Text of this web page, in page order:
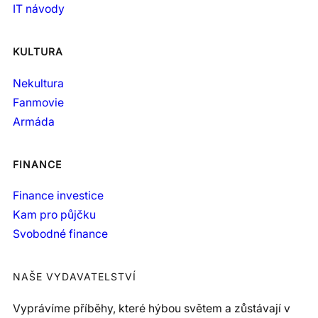
IT návody
KULTURA
Nekultura
Fanmovie
Armáda
FINANCE
Finance investice
Kam pro půjčku
Svobodné finance
NAŠE VYDAVATELSTVÍ
Vyprávíme příběhy, které hýbou světem a zůstávají v